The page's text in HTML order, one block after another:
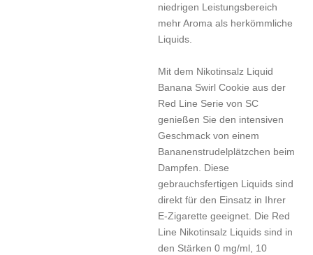
niedrigen Leistungsbereich
mehr Aroma als herkömmliche
Liquids.
Mit dem Nikotinsalz Liquid
Banana Swirl Cookie aus der
Red Line Serie von SC
genießen Sie den intensiven
Geschmack von einem
Bananenstrudelplätzchen beim
Dampfen. Diese
gebrauchsfertigen Liquids sind
direkt für den Einsatz in Ihrer
E-Zigarette geeignet. Die Red
Line Nikotinsalz Liquids sind in
den Stärken 0 mg/ml, 10